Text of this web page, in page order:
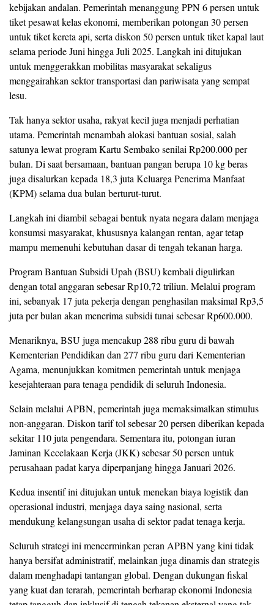
kebijakan andalan. Pemerintah menanggung PPN 6 persen untuk
tiket pesawat kelas ekonomi, memberikan potongan 30 persen
untuk tiket kereta api, serta diskon 50 persen untuk tiket kapal laut
selama periode Juni hingga Juli 2025. Langkah ini ditujukan
untuk menggerakkan mobilitas masyarakat sekaligus
menggairahkan sektor transportasi dan pariwisata yang sempat
lesu.
Tak hanya sektor usaha, rakyat kecil juga menjadi perhatian
utama. Pemerintah menambah alokasi bantuan sosial, salah
satunya lewat program Kartu Sembako senilai Rp200.000 per
bulan. Di saat bersamaan, bantuan pangan berupa 10 kg beras
juga disalurkan kepada 18,3 juta Keluarga Penerima Manfaat
(KPM) selama dua bulan berturut-turut.
Langkah ini diambil sebagai bentuk nyata negara dalam menjaga
konsumsi masyarakat, khususnya kalangan rentan, agar tetap
mampu memenuhi kebutuhan dasar di tengah tekanan harga.
Program Bantuan Subsidi Upah (BSU) kembali digulirkan
dengan total anggaran sebesar Rp10,72 triliun. Melalui program
ini, sebanyak 17 juta pekerja dengan penghasilan maksimal Rp3,5
juta per bulan akan menerima subsidi tunai sebesar Rp600.000.
Menariknya, BSU juga mencakup 288 ribu guru di bawah
Kementerian Pendidikan dan 277 ribu guru dari Kementerian
Agama, menunjukkan komitmen pemerintah untuk menjaga
kesejahteraan para tenaga pendidik di seluruh Indonesia.
Selain melalui APBN, pemerintah juga memaksimalkan stimulus
non-anggaran. Diskon tarif tol sebesar 20 persen diberikan kepada
sekitar 110 juta pengendara. Sementara itu, potongan iuran
Jaminan Kecelakaan Kerja (JKK) sebesar 50 persen untuk
perusahaan padat karya diperpanjang hingga Januari 2026.
Kedua insentif ini ditujukan untuk menekan biaya logistik dan
operasional industri, menjaga daya saing nasional, serta
mendukung kelangsungan usaha di sektor padat tenaga kerja.
Seluruh strategi ini mencerminkan peran APBN yang kini tidak
hanya bersifat administratif, melainkan juga dinamis dan strategis
dalam menghadapi tantangan global. Dengan dukungan fiskal
yang kuat dan terarah, pemerintah berharap ekonomi Indonesia